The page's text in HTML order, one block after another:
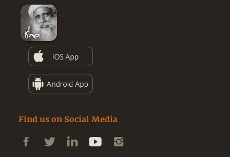
Find us on Social Media